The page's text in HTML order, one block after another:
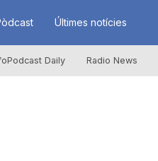
Últimes notícies
Daily Radio News